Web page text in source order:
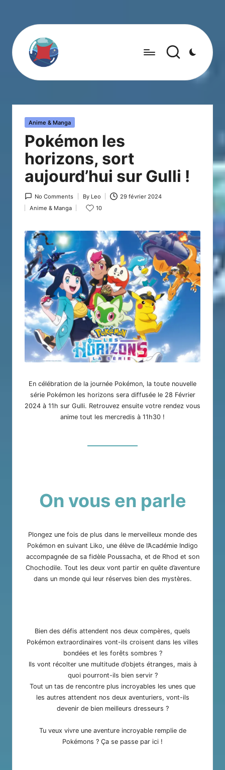
Posted
Anime & Manga
Pokémon les
horizons, sort
aujourd’hui sur Gulli !
No Comments
Posted
by
By Leo 29 février 2024
Posted
Anime & Manga 10
En célébration de la journée Pokémon, la toute nouvelle
série Pokémon les horizons sera diffusée le 28 Février
2024 à 11h sur Gulli. Retrouvez ensuite votre rendez vous
anime tout les mercredis à 11h30 !
On vous en parle
Plongez une fois de plus dans le merveilleux monde des
Pokémon en suivant Liko, une élève de l’Académie Indigo
accompagnée de sa fidèle Poussacha, et de Rhod et son
Chochodile. Tout les deux vont partir en quête d’aventure
dans un monde qui leur réserves bien des mystères.
Bien des défis attendent nos deux compères, quels
Pokémon extraordinaires vont-ils croisent dans les villes
bondées et les forêts sombres ?
Ils vont récolter une multitude d’objets étranges, mais à
quoi pourront-ils bien servir ?
Tout un tas de rencontre plus incroyables les unes que
les autres attendent nos deux aventuriers, vont-ils
devenir de bien meilleurs dresseurs ?
Tu veux vivre une aventure incroyable remplie de
Pokémons ? Ça se passe par ici !